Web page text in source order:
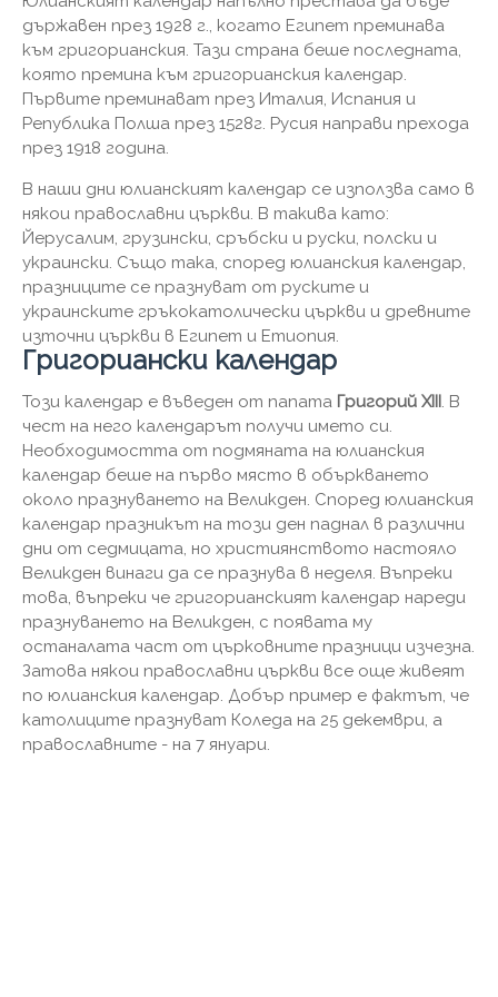
държавен през 1928 г., когато Египет преминава
към григорианския. Тази страна беше последната,
която премина към григорианския календар.
Първите преминават през Италия, Испания и
Република Полша през 1528г. Русия направи прехода
през 1918 година.
В наши дни юлианският календар се използва само в
някои православни църкви. В такива като:
Йерусалим, грузински, сръбски и руски, полски и
украински. Също така, според юлианския календар,
празниците се празнуват от руските и
украинските гръкокатолически църкви и древните
източни църкви в Египет и Етиопия.
Григориански календар
Този календар е въведен от папата Григорий XIII. В
чест на него календарът получи името си.
Необходимостта от подмяната на юлианския
календар беше на първо място в объркването
около празнуването на Великден. Според юлианския
календар празникът на този ден паднал в различни
дни от седмицата, но християнството настояло
Великден винаги да се празнува в неделя. Въпреки
това, въпреки че григорианският календар нареди
празнуването на Великден, с появата му
останалата част от църковните празници изчезна.
Затова някои православни църкви все още живеят
по юлианския календар. Добър пример е фактът, че
католиците празнуват Коледа на 25 декември, а
православните - на 7 януари.